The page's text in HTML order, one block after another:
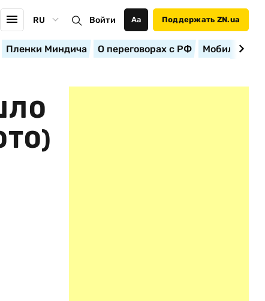
RU Войти Аа Поддержать ZN.ua
Пленки Миндича О переговорах с РФ